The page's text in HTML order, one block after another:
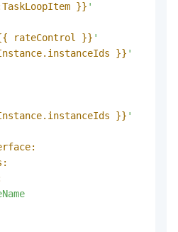
}} '
rateControl }} '
}} '
}} '